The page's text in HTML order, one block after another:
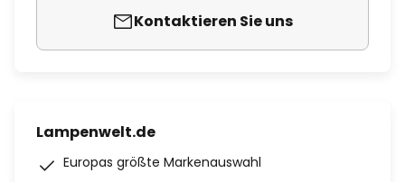
Kontaktieren Sie uns
Lampenwelt.de
Europas größte Markenauswahl